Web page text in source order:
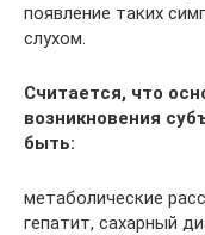
появление таких
слухом.
Считается, что
возникновения
быть:
метаболические
гепатит, сахарный